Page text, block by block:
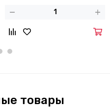
товары